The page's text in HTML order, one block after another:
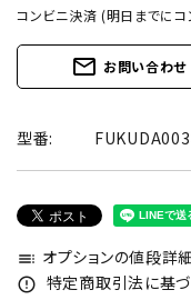
コンビニ決済 (明日までにコ
mail_outline お問い合わせ
型番: FUKUDA003
toc オプションの値段詳
error_outline 特定商取引法に基